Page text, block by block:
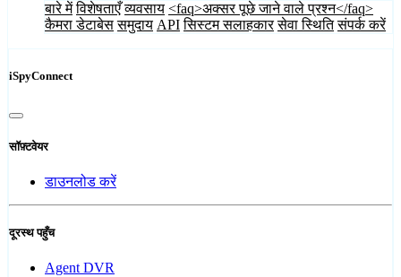
बारे में विशेषताएँ व्यवसाय <faq>अक्सर पूछे जाने वाले प्रश्न</faq>
कैमरा डेटाबेस समुदाय API सिस्टम सलाहकार सेवा स्थिति संपर्क करें
iSpyConnect
सॉफ़्टवेयर
डाउनलोड करें
दूरस्थ पहुँच
Agent DVR